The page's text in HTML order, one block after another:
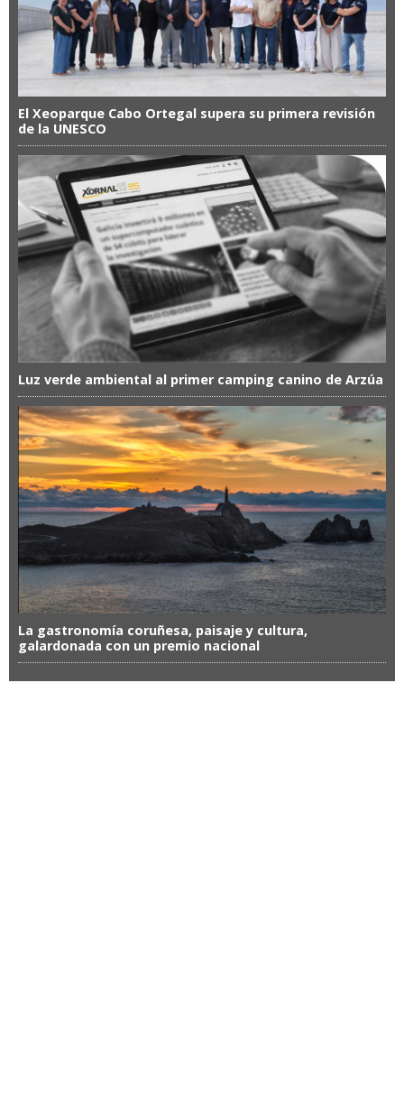
El Xeoparque Cabo Ortegal supera su primera revisión
de la UNESCO
Luz verde ambiental al primer camping canino de Arzúa
La gastronomía coruñesa, paisaje y cultura,
galardonada con un premio nacional